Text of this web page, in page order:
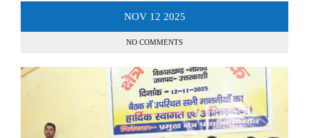
NOV 12 2025
NO COMMENTS